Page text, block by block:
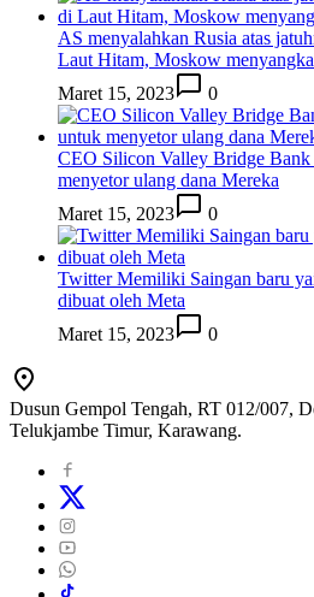
AS menyalahkan Rusia atas
Laut Hitam, Moskow
Maret 15, 2023
0
CEO Silicon Valley Bridge Bank
menyetor ulang dana Mereka
Maret 15, 2023
0
Twitter Memiliki Saingan baru
dibuat oleh Meta
Maret 15, 2023
0
Dusun Gempol Tengah, RT 012/007,
Telukjambe Timur, Karawang.